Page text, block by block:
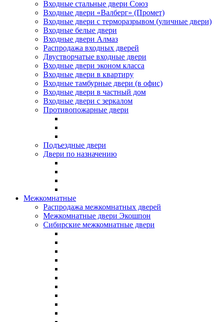
Входные стальные двери Союз
Входные двери «Валберг» (Промет)
Входные двери с терморазрывом (уличные двери)
Входные белые двери
Входные двери Алмаз
Распродажа входных дверей
Двустворчатые входные двери
Входные двери эконом класса
Входные двери в квартиру
Входные тамбурные двери (в офис)
Входные двери в частный дом
Входные двери с зеркалом
Противопожарные двери
Подъездные двери
Двери по назначению
Межкомнатные
Распродажа межкомнатных дверей
Межкомнатные двери Экошпон
Сибирские межкомнатные двери